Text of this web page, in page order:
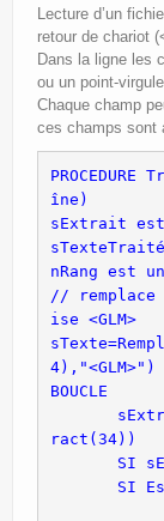
Lecture d’un
retour de chariot
Dans la ligne les
ou un point-
Chaque champ
ces champs sont
//
ise <GLM>
SI
//